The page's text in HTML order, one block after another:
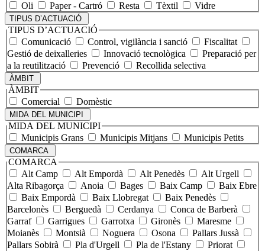
Oli
Paper - Cartró Resta Tèxtil Vidre
TIPUS D’ACTUACIÓ
TIPUS D’ACTUACIÓ
Comunicació
Control, vigilància i sanció
Fiscalitat
Gestió de deixalleries
Innovació tecnològica
Preparació per
a la reutilització
Prevenció Recollida selectiva
ÀMBIT
ÀMBIT
Comercial
Domèstic
MIDA DEL MUNICIPI
MIDA DEL MUNICIPI
Municipis Grans
Municipis Mitjans Municipis Petits
COMARCA
COMARCA
Alt Camp
Alt Empordà Alt Penedès
Alt Urgell
Alta Ribagorça
Anoia Bages Baix Camp
Baix Ebre
Baix Empordà
Baix Llobregat
Baix Penedès
Barcelonès
Berguedà Cerdanya
Conca de Barberà
Garraf
Garrigues Garrotxa Gironès
Maresme
Moianès
Montsià Noguera Osona
Pallars Jussà
Pallars Sobirà
Pla d'Urgell Pla de l'Estany
Priorat